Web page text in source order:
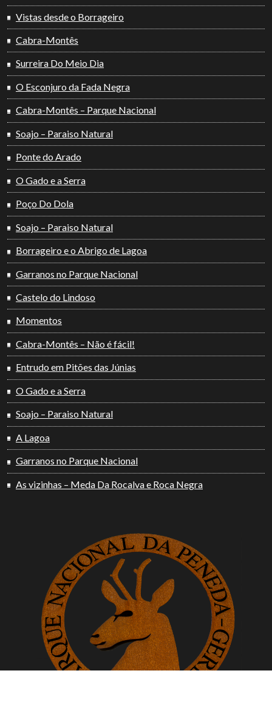
Vistas desde o Borrageiro
Cabra-Montês
Surreira Do Meio Dia
O Esconjuro da Fada Negra
Cabra-Montês – Parque Nacional
Soajo – Paraiso Natural
Ponte do Arado
O Gado e a Serra
Poço Do Dola
Soajo – Paraiso Natural
Borrageiro e o Abrigo de Lagoa
Garranos no Parque Nacional
Castelo do Lindoso
Momentos
Cabra-Montês – Não é fácil!
Entrudo em Pitões das Júnias
O Gado e a Serra
Soajo – Paraiso Natural
A Lagoa
Garranos no Parque Nacional
As vizinhas – Meda Da Rocalva e Roca Negra